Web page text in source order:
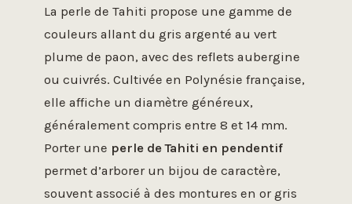
La perle de Tahiti propose une gamme de
couleurs allant du gris argenté au vert
plume de paon, avec des reflets aubergine
ou cuivrés. Cultivée en Polynésie française,
elle affiche un diamètre généreux,
généralement compris entre 8 et 14 mm.
Porter une perle de Tahiti en pendentif
permet d’arborer un bijou de caractère,
souvent associé à des montures en or gris